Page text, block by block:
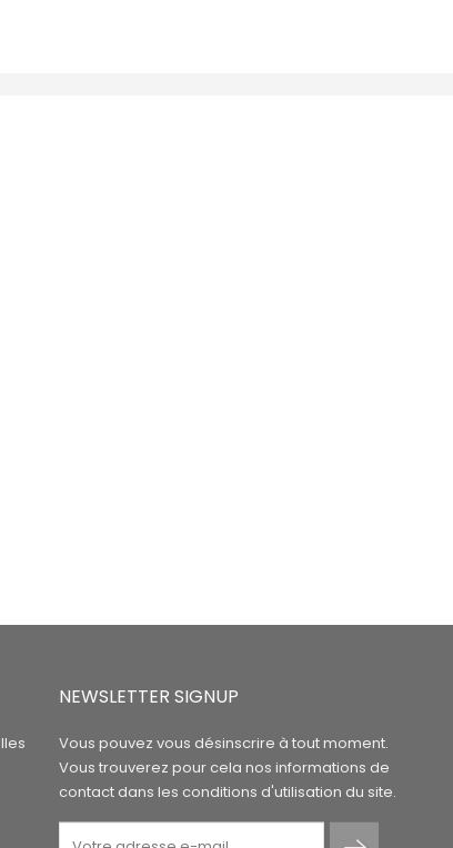
NEWSLETTER SIGNUP
Vous pouvez vous désinscrire à tout moment.
Vous trouverez pour cela nos informations de
contact dans les conditions d'utilisation du site.